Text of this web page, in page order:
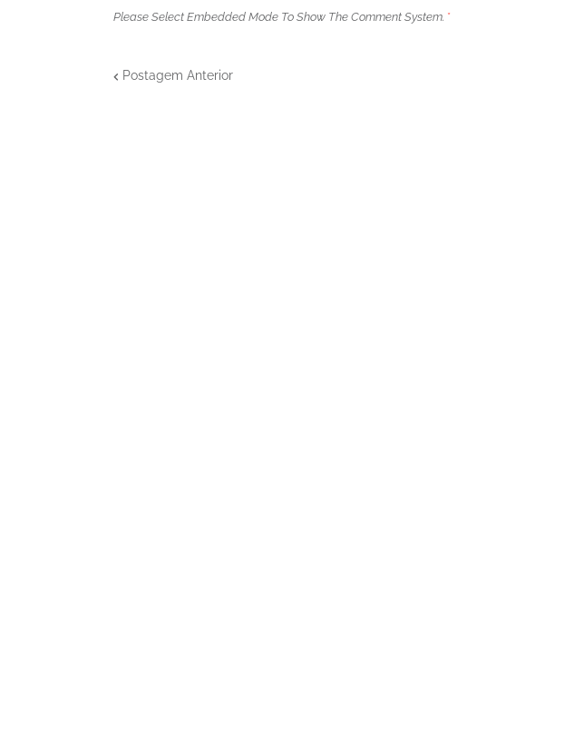
Please Select Embedded Mode To Show The Comment System. *
Postagem Anterior